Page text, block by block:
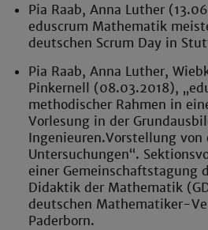
Pia Raab, Anna Luther
eduscrum Mathematik
deutschen Scrum Day in
Pia Raab, Anna Luther,
Pinkernell (08.03.2018),
methodischer Rahmen in
Vorlesung in der
Ingenieuren.Vorstellung von
Untersuchungen“.
einer Gemeinschaftstagung
Didaktik der Mathematik
deutschen Mathematiker-
Paderborn.